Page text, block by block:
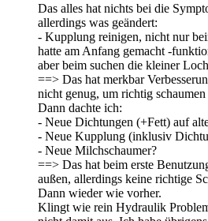
Das alles hat nichts bei die
allerdings was geändert:
- Kupplung reinigen, nicht nur
hatte am Anfang gemacht -
aber beim suchen die kleiner
==> Das hat merkbar
nicht genug, um richtig
Dann dachte ich:
- Neue Dichtungen (+Fett) auf
- Neue Kupplung (inklusiv
- Neue Milchschaumer?
==> Das hat beim erste
außen, allerdings keine richtige
Dann wieder wie vorher.
Klingt wie rein Hydraulik